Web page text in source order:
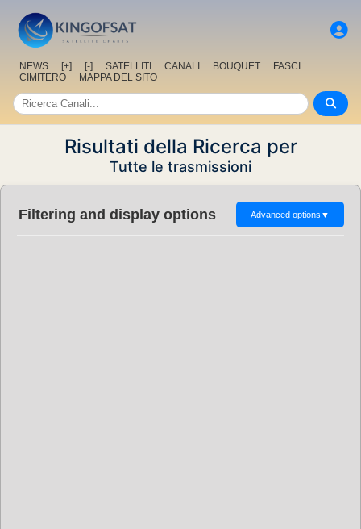
NEWS [+] [-] SATELLITI CANALI BOUQUET
FASCI
CIMITERO
MAPPA DEL SITO
Risultati della Ricerca per
Tutte le trasmissioni
Filtering and display options Advanced options ▼